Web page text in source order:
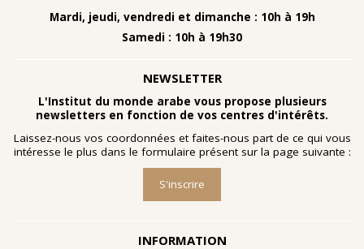
Mardi, jeudi, vendredi et dimanche : 10h à 19h
Samedi : 10h à 19h30
NEWSLETTER
L'Institut du monde arabe vous propose plusieurs
newsletters en fonction de vos centres d'intérêts.
Laissez-nous vos coordonnées et faites-nous part de ce qui vous
intéresse le plus dans le formulaire présent sur la page suivante :
S'inscrire
INFORMATION